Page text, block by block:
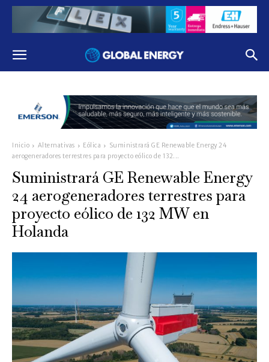
Inicio Alternativas Eólica
Suministrará GE Renewable Energy 24
aerogeneradores terrestres para proyecto eólico de 132...
Suministrará GE Renewable Energy
24 aerogeneradores terrestres para
proyecto eólico de 132 MW en
Holanda